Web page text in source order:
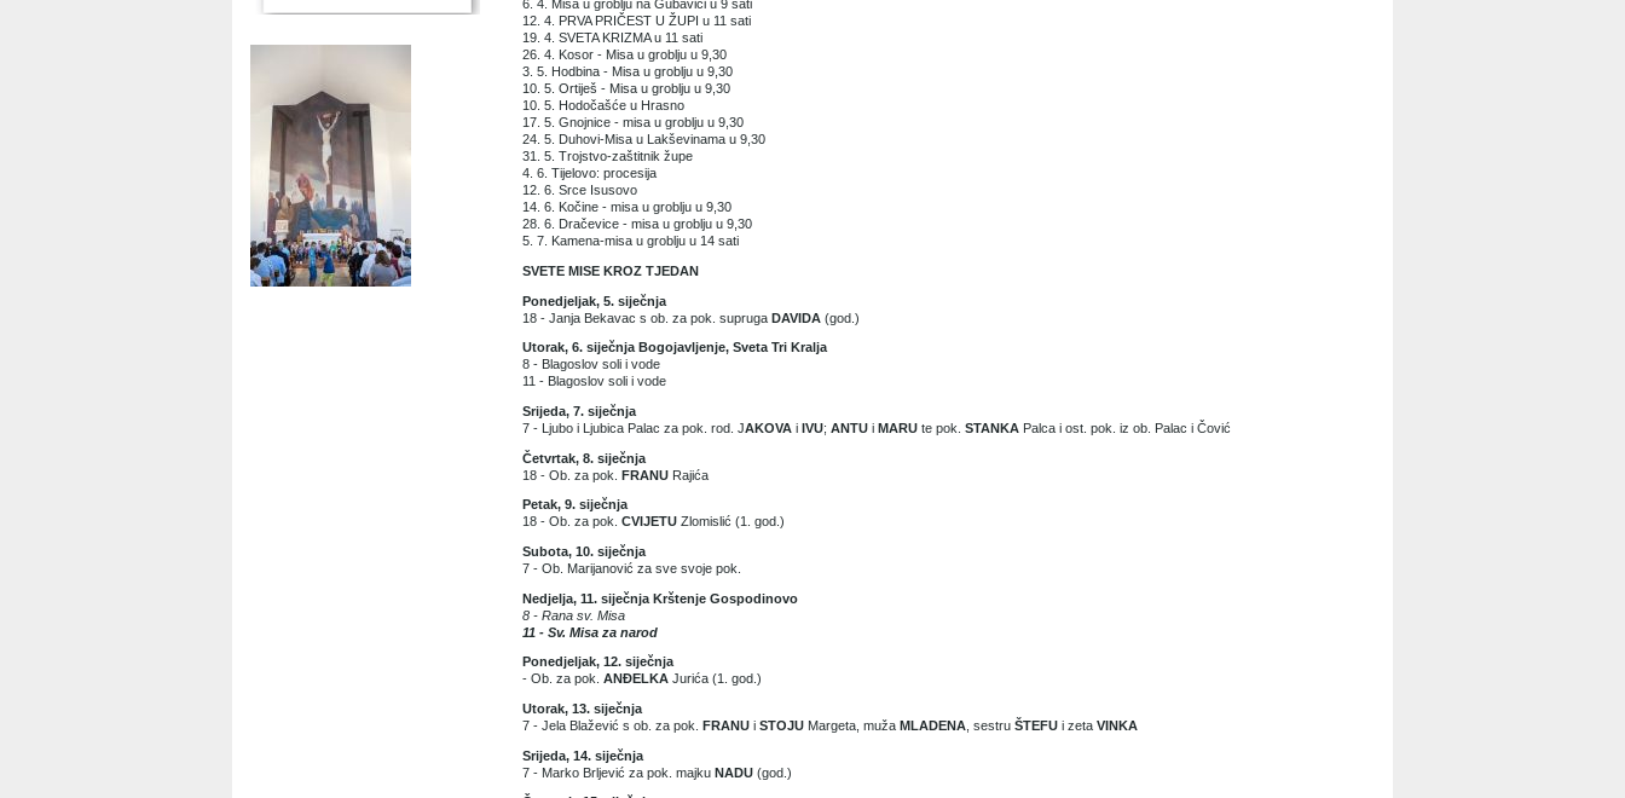
6. 4. Misa u groblju na Gubavici u 9 sati
12. 4. PRVA PRIČEST U ŽUPI u 11 sati
19. 4. SVETA KRIZMA u 11 sati
26. 4. Kosor - Misa u groblju u 9,30
3. 5. Hodbina - Misa u groblju u 9,30
10. 5. Ortiješ - Misa u groblju u 9,30
10. 5. Hodočašće u Hrasno
17. 5. Gnojnice - misa u groblju u 9,30
24. 5. Duhovi-Misa u Lakševinama u 9,30
31. 5. Trojstvo-zaštitnik župe
4. 6. Tijelovo: procesija
12. 6. Srce Isusovo
14. 6. Kočine - misa u groblju u 9,30
28. 6. Dračevice - misa u groblju u 9,30
5. 7. Kamena-misa u groblju u 14 sati
SVETE MISE KROZ TJEDAN
Ponedjeljak, 5. siječnja
18 - Janja Bekavac s ob. za pok. supruga DAVIDA (god.)
Utorak, 6. siječnja Bogojavljenje, Sveta Tri Kralja
8 - Blagoslov soli i vode
11 - Blagoslov soli i vode
Srijeda, 7. siječnja
7 - Ljubo i Ljubica Palac za pok. rod. JAKOVA i IVU; ANTU i MARU te pok. STANKA Palca i ost. pok. iz ob. Palac i Čović
Četvrtak, 8. siječnja
18 - Ob. za pok. FRANU Rajića
Petak, 9. siječnja
18 - Ob. za pok. CVIJETU Zlomislić (1. god.)
Subota, 10. siječnja
7 - Ob. Marijanović za sve svoje pok.
Nedjelja, 11. siječnja Krštenje Gospodinovo
8 - Rana sv. Misa
11 - Sv. Misa za narod
Ponedjeljak, 12. siječnja
- Ob. za pok. ANĐELKA Jurića (1. god.)
Utorak, 13. siječnja
7 - Jela Blažević s ob. za pok. FRANU i STOJU Margeta, muža MLADENA , sestru ŠTEFU i zeta VINKA
Srijeda, 14. siječnja
7 - Marko Brljević za pok. majku NADU (god.)